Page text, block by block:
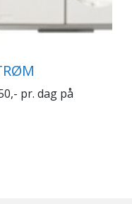
pr. dag på